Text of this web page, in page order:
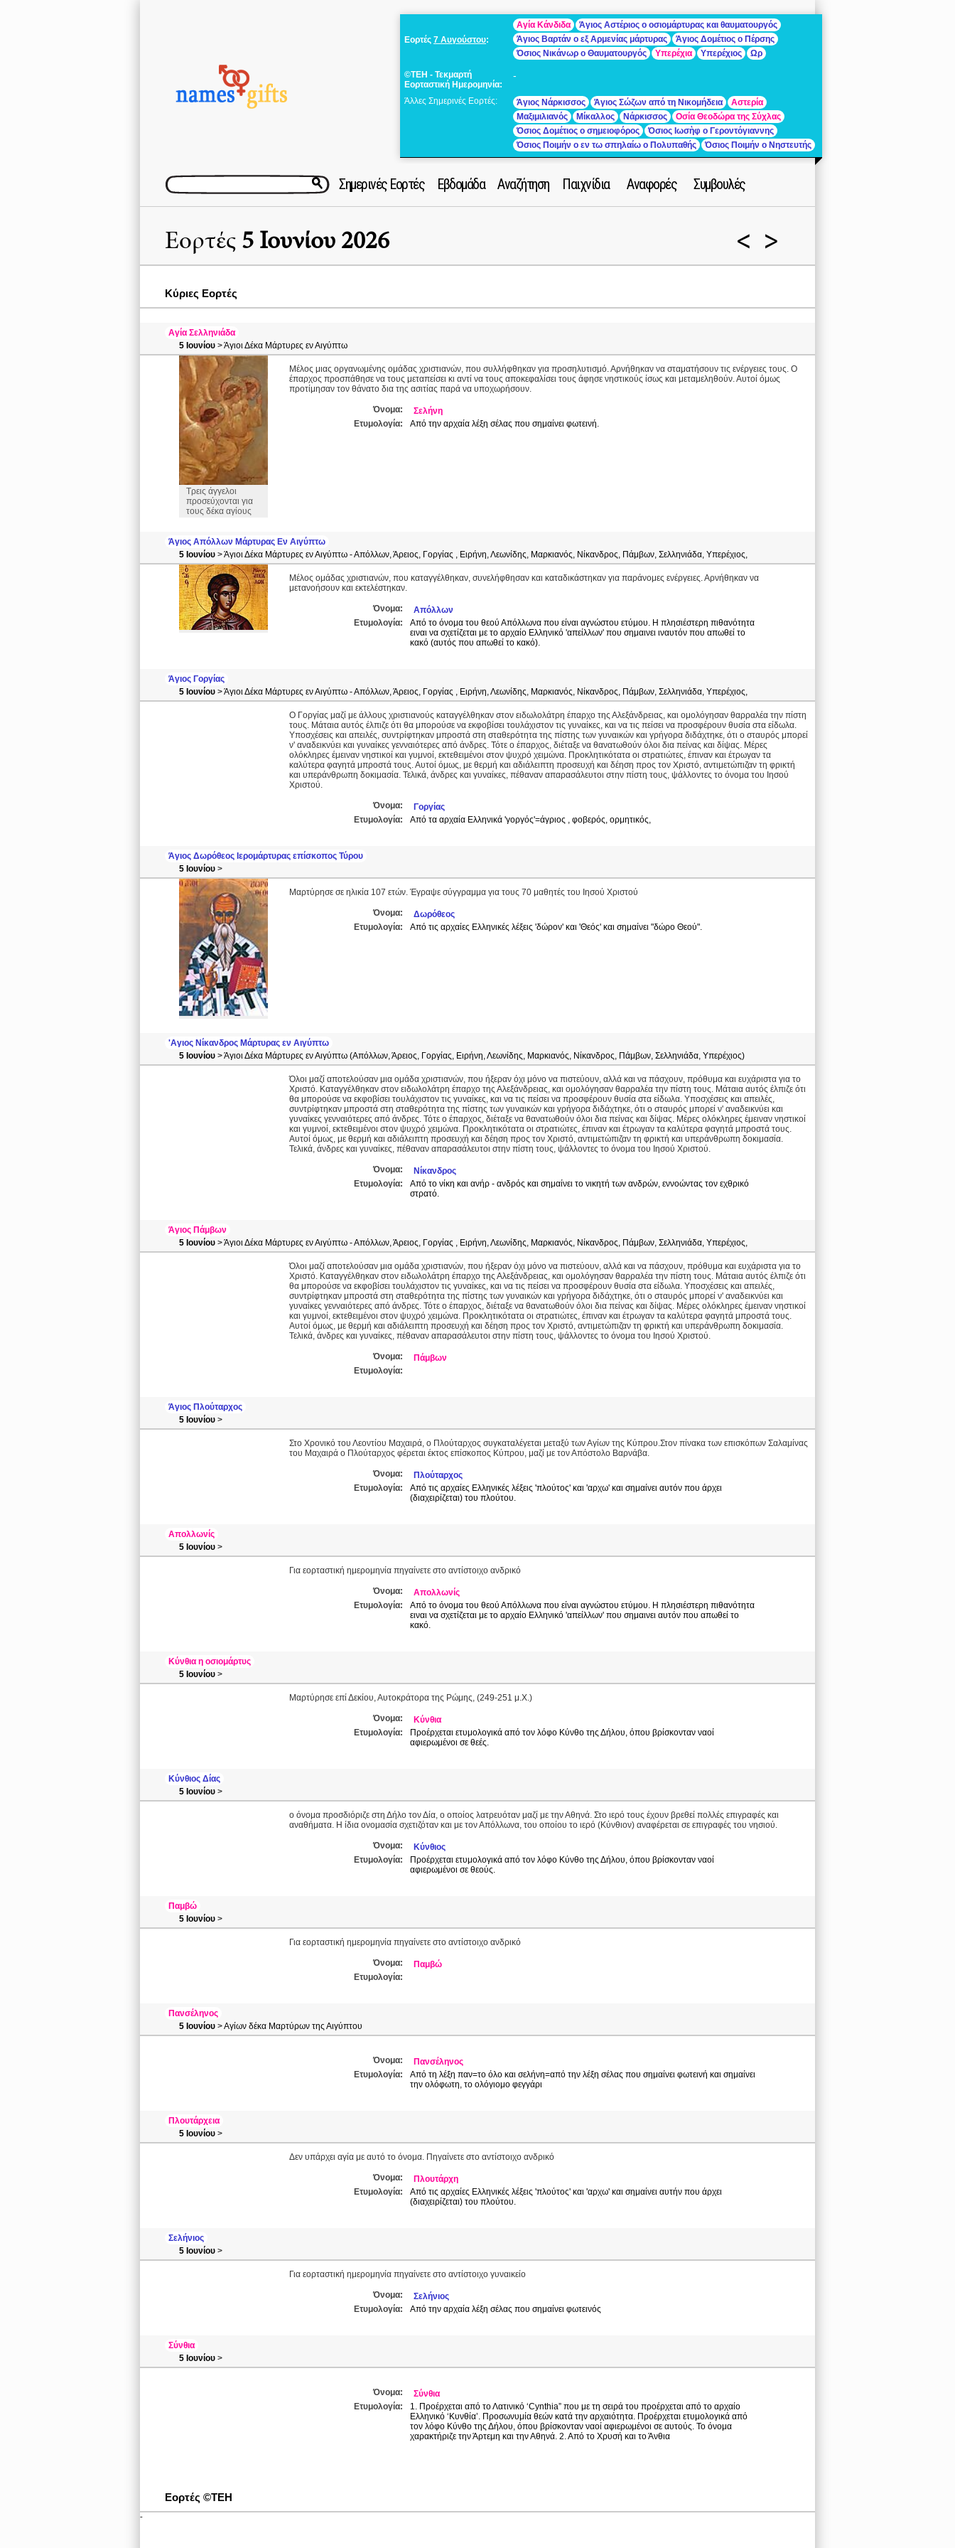
Εορτές 7 Αυγούστου:
Αγία Κάνδιδα
Άγιος Αστέριος ο οσιομάρτυρας και θαυματουργός
Άγιος Βαρτάν ο εξ Αρμενίας μάρτυρας
Άγιος Δομέτιος ο Πέρσης
Όσιος Νικάνωρ ο Θαυματουργός
Υπερέχια Υπερέχιος Ωρ
©ΤΕΗ - Τεκμαρτή
Εορταστική Ημερομηνία:
-
Άλλες Σημερινές Εορτές: Άγιος Νάρκισσος Άγιος Σώζων από τη Νικομήδεια
Αστερία
Μαξιμιλιανός
Μίκαλλος Νάρκισσος
Οσία Θεοδώρα της Σύχλας
Όσιος Δομέτιος ο σημειοφόρος
Όσιος Ιωσὴφ ο Γεροντόγιαννης
Όσιος Ποιμήν ο εν τω σπηλαίω ο Πολυπαθής
Όσιος Ποιμήν ο Νηστευτής
Σημερινές Εορτές Εβδομάδα Αναζήτηση Παιχνίδια Αναφορές Συμβουλές
Εορτές 5 Ιουνίου 2026 < >
Κύριες Εορτές
Αγία Σελληνιάδα
5 Ιουνίου > Άγιοι Δέκα Μάρτυρες εν Αιγύπτω
Τρεις άγγελοι
προσεύχονται για
τους δέκα αγίους
Μέλος μιας οργανωμένης ομάδας χριστιανών, που συλλήφθηκαν για προσηλυτισμό. Αρνήθηκαν να σταματήσουν τις ενέργειες τους. Ο
έπαρχος προσπάθησε να τους μεταπείσει κι αντί να τους αποκεφαλίσει τους άφησε νηστικούς ίσως και μεταμεληθούν. Αυτοί όμως
προτίμησαν τον θάνατο δια της ασιτίας παρά να υποχωρήσουν.
Όνομα:
Σελήνη
Ετυμολογία:
Από την αρχαία λέξη σέλας που σημαίνει φωτεινή.
Άγιος Απόλλων Μάρτυρας Εν Αιγύπτω
5 Ιουνίου > Άγιοι Δέκα Μάρτυρες εν Αιγύπτω - Απόλλων, Άρειος, Γοργίας , Ειρήνη, Λεωνίδης, Μαρκιανός, Νίκανδρος, Πάμβων, Σελληνιάδα, Υπερέχιος,
Μέλος ομάδας χριστιανών, που καταγγέλθηκαν, συνελήφθησαν και καταδικάστηκαν για παράνομες ενέργειες. Αρνήθηκαν να
μετανοήσουν και εκτελέστηκαν.
Όνομα:
Απόλλων
Ετυμολογία:
Από το όνομα του θεού Απόλλωνα που είναι αγνώστου ετύμου. Η πλησιέστερη πιθανότητα
ειναι να σχετίζεται με το αρχαίο Ελληνικό 'απείλλων' που σημαινει ιναυτόν που απωθεί το
κακό (αυτός που απωθεί το κακό).
Άγιος Γοργίας
5 Ιουνίου > Άγιοι Δέκα Μάρτυρες εν Αιγύπτω - Απόλλων, Άρειος, Γοργίας , Ειρήνη, Λεωνίδης, Μαρκιανός, Νίκανδρος, Πάμβων, Σελληνιάδα, Υπερέχιος,
Ο Γοργίας μαζί με άλλους χριστιανούς καταγγέλθηκαν στον ειδωλολάτρη έπαρχο της Αλεξάνδρειας, και ομολόγησαν θαρραλέα την πίστη
τους. Μάταια αυτός έλπιζε ότι θα μπορούσε να εκφοβίσει τουλάχιστον τις γυναίκες, και να τις πείσει να προσφέρουν θυσία στα είδωλα.
Υποσχέσεις και απειλές, συντρίφτηκαν μπροστά στη σταθερότητα της πίστης των γυναικών και γρήγορα διδάχτηκε, ότι ο σταυρός μπορεί
ν' αναδεικνύει και γυναίκες γενναιότερες από άνδρες. Τότε ο έπαρχος, διέταξε να θανατωθούν όλοι δια πείνας και δίψας. Μέρες
ολόκληρες έμειναν νηστικοί και γυμνοί, εκτεθειμένοι στον ψυχρό χειμώνα. Προκλητικότατα οι στρατιώτες, έπιναν και έτρωγαν τα
καλύτερα φαγητά μπροστά τους. Αυτοί όμως, με θερμή και αδιάλειπτη προσευχή και δέηση προς τον Χριστό, αντιμετώπιζαν τη φρικτή
και υπεράνθρωπη δοκιμασία. Τελικά, άνδρες και γυναίκες, πέθαναν απαρασάλευτοι στην πίστη τους, ψάλλοντες το όνομα του Ιησού
Χριστού.
Όνομα:
Γοργίας
Ετυμολογία:
Από τα αρχαία Ελληνικά 'γοργός'=άγριος , φοβερός, ορμητικός,
Άγιος Δωρόθεος Ιερομάρτυρας επίσκοπος Τύρου
5 Ιουνίου >
Μαρτύρησε σε ηλικία 107 ετών. Έγραψε σύγγραμμα για τους 70 μαθητές του Ιησού Χριστού
Όνομα:
Δωρόθεος
Ετυμολογία:
Από τις αρχαίες Ελληνικές λέξεις 'δώρον' και 'Θεός' και σημαίνει "δώρο Θεού".
'Αγιος Νίκανδρος Μάρτυρας εν Αιγύπτω
5 Ιουνίου > Άγιοι Δέκα Μάρτυρες εν Αιγύπτω (Απόλλων, Άρειος, Γοργίας, Ειρήνη, Λεωνίδης, Μαρκιανός, Νίκανδρος, Πάμβων, Σελληνιάδα, Υπερέχιος)
Όλοι μαζί αποτελούσαν μια ομάδα χριστιανών, που ήξεραν όχι μόνο να πιστεύουν, αλλά και να πάσχουν, πρόθυμα και ευχάριστα για το
Χριστό. Καταγγέλθηκαν στον ειδωλολάτρη έπαρχο της Αλεξάνδρειας, και ομολόγησαν θαρραλέα την πίστη τους. Μάταια αυτός έλπιζε ότι
θα μπορούσε να εκφοβίσει τουλάχιστον τις γυναίκες, και να τις πείσει να προσφέρουν θυσία στα είδωλα. Υποσχέσεις και απειλές,
συντρίφτηκαν μπροστά στη σταθερότητα της πίστης των γυναικών και γρήγορα διδάχτηκε, ότι ο σταυρός μπορεί ν' αναδεικνύει και
γυναίκες γενναιότερες από άνδρες. Τότε ο έπαρχος, διέταξε να θανατωθούν όλοι δια πείνας και δίψας. Μέρες ολόκληρες έμειναν νηστικοί
και γυμνοί, εκτεθειμένοι στον ψυχρό χειμώνα. Προκλητικότατα οι στρατιώτες, έπιναν και έτρωγαν τα καλύτερα φαγητά μπροστά τους.
Αυτοί όμως, με θερμή και αδιάλειπτη προσευχή και δέηση προς τον Χριστό, αντιμετώπιζαν τη φρικτή και υπεράνθρωπη δοκιμασία.
Τελικά, άνδρες και γυναίκες, πέθαναν απαρασάλευτοι στην πίστη τους, ψάλλοντες το όνομα του Ιησού Χριστού.
Όνομα:
Νίκανδρος
Ετυμολογία:
Από το νίκη και ανήρ - ανδρός και σημαίνει το νικητή των ανδρών, εννοώντας τον εχθρικό
στρατό.
Άγιος Πάμβων
5 Ιουνίου > Άγιοι Δέκα Μάρτυρες εν Αιγύπτω - Απόλλων, Άρειος, Γοργίας , Ειρήνη, Λεωνίδης, Μαρκιανός, Νίκανδρος, Πάμβων, Σελληνιάδα, Υπερέχιος,
Όλοι μαζί αποτελούσαν μια ομάδα χριστιανών, που ήξεραν όχι μόνο να πιστεύουν, αλλά και να πάσχουν, πρόθυμα και ευχάριστα για το
Χριστό. Καταγγέλθηκαν στον ειδωλολάτρη έπαρχο της Αλεξάνδρειας, και ομολόγησαν θαρραλέα την πίστη τους. Μάταια αυτός έλπιζε ότι
θα μπορούσε να εκφοβίσει τουλάχιστον τις γυναίκες, και να τις πείσει να προσφέρουν θυσία στα είδωλα. Υποσχέσεις και απειλές,
συντρίφτηκαν μπροστά στη σταθερότητα της πίστης των γυναικών και γρήγορα διδάχτηκε, ότι ο σταυρός μπορεί ν' αναδεικνύει και
γυναίκες γενναιότερες από άνδρες. Τότε ο έπαρχος, διέταξε να θανατωθούν όλοι δια πείνας και δίψας. Μέρες ολόκληρες έμειναν νηστικοί
και γυμνοί, εκτεθειμένοι στον ψυχρό χειμώνα. Προκλητικότατα οι στρατιώτες, έπιναν και έτρωγαν τα καλύτερα φαγητά μπροστά τους.
Αυτοί όμως, με θερμή και αδιάλειπτη προσευχή και δέηση προς τον Χριστό, αντιμετώπιζαν τη φρικτή και υπεράνθρωπη δοκιμασία.
Τελικά, άνδρες και γυναίκες, πέθαναν απαρασάλευτοι στην πίστη τους, ψάλλοντες το όνομα του Ιησού Χριστού.
Όνομα:
Πάμβων
Ετυμολογία:
Άγιος Πλούταρχος
5 Ιουνίου >
Στο Χρονικό του Λεοντίου Μαχαιρά, ο Πλούταρχος συγκαταλέγεται μεταξύ των Αγίων της Κύπρου.Στον πίνακα των επισκόπων Σαλαμίνας
του Μαχαιρά ο Πλούταρχος φέρεται έκτος επίσκοπος Κύπρου, μαζί με τον Απόστολο Βαρνάβα.
Όνομα:
Πλούταρχος
Ετυμολογία:
Από τις αρχαίες Ελληνικές λέξεις 'πλούτος' και 'αρχω' και σημαίνει αυτόν που άρχει
(διαχειρίζεται) του πλούτου.
Απολλωνίς
5 Ιουνίου >
Για εορταστική ημερομηνία πηγαίνετε στο αντίστοιχο ανδρικό
Όνομα:
Απολλωνίς
Ετυμολογία:
Από το όνομα του θεού Απόλλωνα που είναι αγνώστου ετύμου. Η πλησιέστερη πιθανότητα
ειναι να σχετίζεται με το αρχαίο Ελληνικό 'απείλλων' που σημαινει αυτόν που απωθεί το
κακό.
Κύνθια η οσιομάρτυς
5 Ιουνίου >
Μαρτύρησε επί Δεκίου, Αυτοκράτορα της Ρώμης, (249-251 μ.Χ.)
Όνομα:
Κύνθια
Ετυμολογία:
Προέρχεται ετυμολογικά από τον λόφο Κύνθο της Δήλου, όπου βρίσκονταν ναοί
αφιερωμένοι σε θεές.
Κύνθιος Δίας
5 Ιουνίου >
ο όνομα προσδιόριζε στη Δήλο τον Δία, ο οποίος λατρευόταν μαζί με την Αθηνά. Στο ιερό τους έχουν βρεθεί πολλές επιγραφές και
αναθήματα. Η ίδια ονομασία σχετιζόταν και με τον Απόλλωνα, του οποίου το ιερό (Κύνθιον) αναφέρεται σε επιγραφές του νησιού.
Όνομα:
Κύνθιος
Ετυμολογία:
Προέρχεται ετυμολογικά από τον λόφο Κύνθο της Δήλου, όπου βρίσκονταν ναοί
αφιερωμένοι σε θεούς.
Παμβώ
5 Ιουνίου >
Για εορταστική ημερομηνία πηγαίνετε στο αντίστοιχο ανδρικό
Όνομα:
Παμβώ
Ετυμολογία:
Πανσέληνος
5 Ιουνίου > Αγίων δέκα Μαρτύρων της Αιγύπτου
Όνομα:
Πανσέληνος
Ετυμολογία:
Από τη λέξη παν=το όλο και σελήνη=από την λέξη σέλας που σημαίνει φωτεινή και σημαίνει
την ολόφωτη, το ολόγιομο φεγγάρι
Πλουτάρχεια
5 Ιουνίου >
Δεν υπάρχει αγία με αυτό το όνομα. Πηγαίνετε στο αντίστοιχο ανδρικό
Όνομα:
Πλουτάρχη
Ετυμολογία:
Από τις αρχαίες Ελληνικές λέξεις 'πλούτος' και 'αρχω' και σημαίνει αυτήν που άρχει
(διαχειρίζεται) του πλούτου.
Σελήνιος
5 Ιουνίου >
Για εορταστική ημερομηνία πηγαίνετε στο αντίστοιχο γυναικείο
Όνομα:
Σελήνιος
Ετυμολογία:
Από την αρχαία λέξη σέλας που σημαίνει φωτεινός
Σύνθια
5 Ιουνίου >
Όνομα:
Σύνθια
Ετυμολογία:
1. Προέρχεται από το Λατινικό ‘Cynthia” που με τη σειρά του προέρχεται από το αρχαίο
Ελληνικό ‘Κυνθία’. Προσωνυμία θεών κατά την αρχαιότητα. Προέρχεται ετυμολογικά από
τον λόφο Κύνθο της Δήλου, όπου βρίσκονταν ναοί αφιερωμένοι σε αυτούς. Το όνομα
χαρακτήριζε την Άρτεμη και την Αθηνά. 2. Από το Χρυσή και το Άνθια
Εορτές ©ΤΕΗ
-